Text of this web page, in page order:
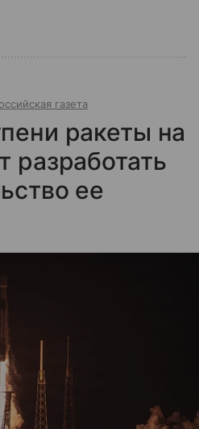
газета
ракеты на
разработать
ее